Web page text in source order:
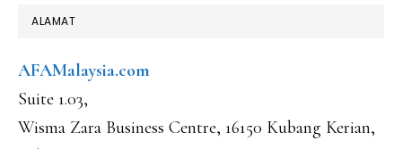
FOOTER
ALAMAT
AFAMalaysia.com
Suite 1.03,
Wisma Zara Business Centre, 16150 Kubang Kerian,